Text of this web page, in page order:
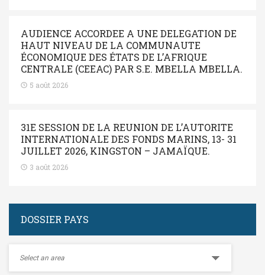
AUDIENCE ACCORDEE A UNE DELEGATION DE
HAUT NIVEAU DE LA COMMUNAUTE
ÉCONOMIQUE DES ÉTATS DE L’AFRIQUE
CENTRALE (CEEAC) PAR S.E. MBELLA MBELLA.
5 août 2026
31E SESSION DE LA REUNION DE L’AUTORITE
INTERNATIONALE DES FONDS MARINS, 13- 31
JUILLET 2026, KINGSTON – JAMAÏQUE.
3 août 2026
DOSSIER PAYS